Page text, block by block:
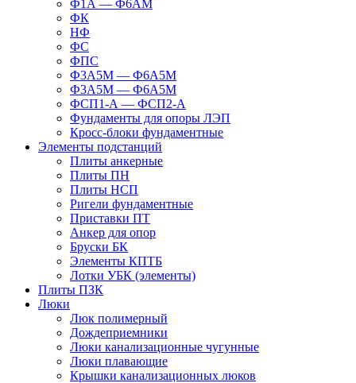
Ф1А — Ф6АМ
ФК
НФ
ФС
ФПС
Ф3А5М — Ф6А5М
Ф3А5М — Ф6А5М
ФСП1-А — ФСП2-А
Фундаменты для опоры ЛЭП
Кросс-блоки фундаментные
Элементы подстанций
Плиты анкерные
Плиты ПН
Плиты НСП
Ригели фундаментные
Приставки ПТ
Анкер для опор
Бруски БК
Элементы КПТБ
Лотки УБК (элементы)
Плиты ПЗК
Люки
Люк полимерный
Дождеприемники
Люки канализационные чугунные
Люки плавающие
Крышки канализационных люков